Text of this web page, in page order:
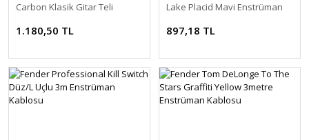
Carbon Klasik Gitar Teli
1.180,50 TL
Lake Placid Mavi Enstrüman
897,18 TL